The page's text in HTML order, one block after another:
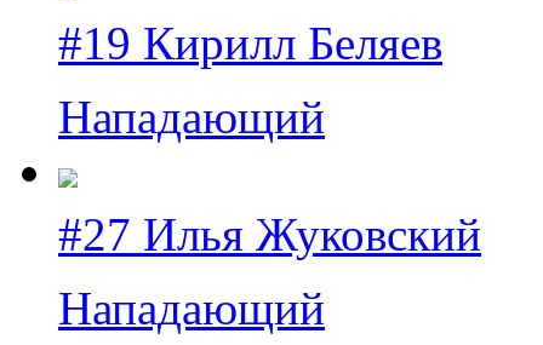
#19 Кирилл Беляев
Нападающий
#27 Илья Жуковский
Нападающий